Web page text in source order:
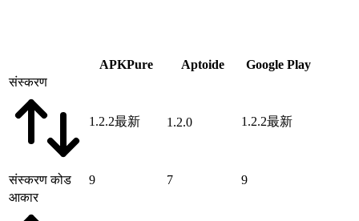
APKPure Aptoide
Google Play
संस्करण
1.2.2最新 1.2.0 1.2.2最新
संस्करण कोड 9 7
9
आकार